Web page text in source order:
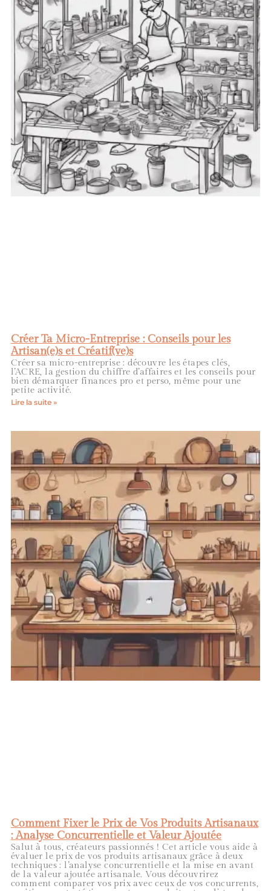
Créer Ta Micro-Entreprise : Conseils pour les
Artisan(e)s et Créatif(ve)s
Créer sa micro-entreprise : découvre les étapes clés,
l’ACRE, la gestion du chiffre d’affaires et les conseils pour
bien démarquer finances pro et perso, même pour une
petite activité.
Lire la suite »
Comment Fixer le Prix de Vos Produits Artisanaux
: Analyse Concurrentielle et Valeur Ajoutée
Salut à tous, créateurs passionnés ! Cet article vous aide à
évaluer le prix de vos produits artisanaux grâce à deux
techniques : l’analyse concurrentielle et la mise en avant
de la valeur ajoutée artisanale. Vous découvrirez
comment comparer vos prix avec ceux de vos concurrents,